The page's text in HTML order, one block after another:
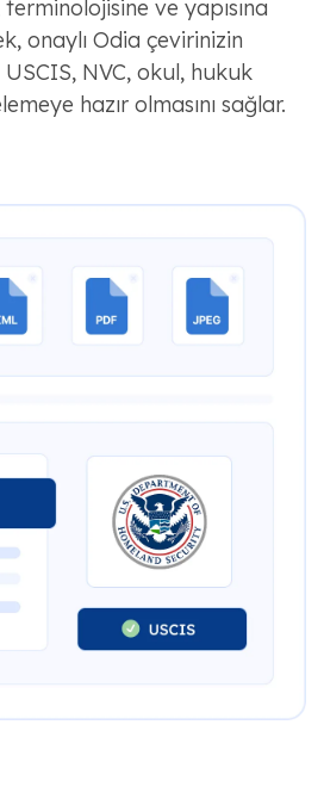
ve yapısına
onaylı Odia çevirinizin
USCIS, NVC, okul, hukuk
hazır olmasını sağlar.